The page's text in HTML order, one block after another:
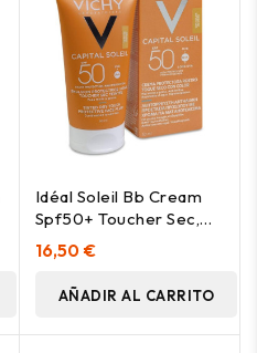
Idéal Soleil Bb Cream
Spf50+ Toucher Sec,
Solar Vichy
Laboratoires -
Perfumes Club
16,50 €
AÑADIR AL CARRITO